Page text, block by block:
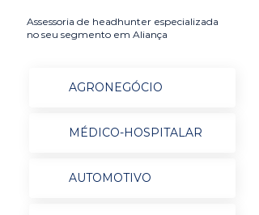
Assessoria de headhunter especializada
no seu segmento em Aliança
AGRONEGÓCIO
MÉDICO-HOSPITALAR
AUTOMOTIVO